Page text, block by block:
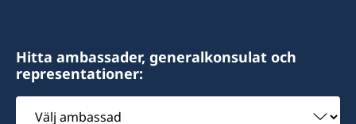
Hitta ambassader, generalkonsulat och
representationer:
Välj